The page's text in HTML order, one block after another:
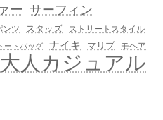
ー サーフィン
ンツ スタッズ ストリートスタイル
トートバッグ ナイキ マリブ モヘア
大人カジュアル